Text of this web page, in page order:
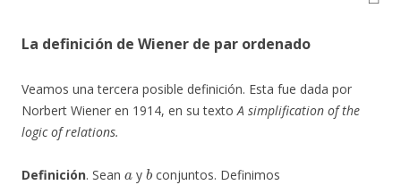
La definición de Wiener de par ordenado
Veamos una tercera posible definición. Esta fue dada por
Norbert Wiener en 1914, en su textoA simplification of the
logic of relations.
Definición. Sean y
b
conjuntos. Definimos